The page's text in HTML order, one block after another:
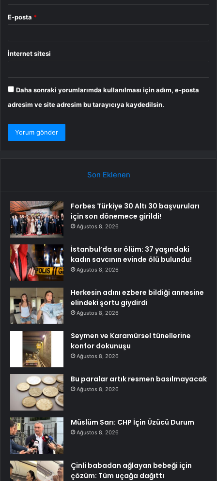
E-posta *
İnternet sitesi
Daha sonraki yorumlarımda kullanılması için adım, e-posta
adresim ve site adresim bu tarayıcıya kaydedilsin.
Son Eklenen
Forbes Türkiye 30 Altı 30 başvuruları
için son dönemece girildi!
Ağustos 8, 2026
İstanbul’da sır ölüm: 37 yaşındaki
kadın savcının evinde ölü bulundu!
Ağustos 8, 2026
Herkesin adını ezbere bildiği annesine
elindeki şortu giydirdi
Ağustos 8, 2026
Seymen ve Karamürsel tünellerine
konfor dokunuşu
Ağustos 8, 2026
Bu paralar artık resmen basılmayacak
Ağustos 8, 2026
Müslüm Sarı: CHP İçin Üzücü Durum
Ağustos 8, 2026
Çinli babadan ağlayan bebeği için
çözüm: Tüm uçağa dağıttı